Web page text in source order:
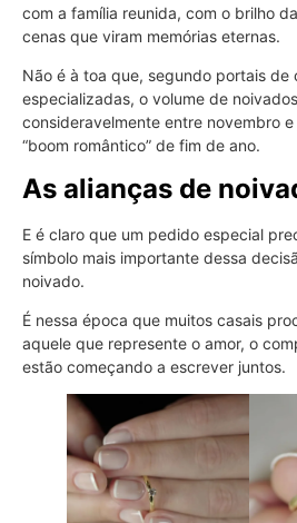
com a família reunida, com o brilho
cenas que viram memórias eternas.
Não é à toa que, segundo portais de
especializadas, o volume de
consideravelmente entre novembro
“boom romântico” de fim de ano.
As alianças de
E é claro que um pedido especial
símbolo mais importante dessa
noivado.
É nessa época que muitos casais
aquele que represente o amor, o
estão começando a escrever juntos.